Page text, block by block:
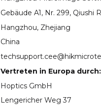
Gebäude A1, Nr. 299,
Hangzhou, Zhejiang
China
Vertreten in Europa durch:
Hoptics GmbH
Lengericher Weg 37